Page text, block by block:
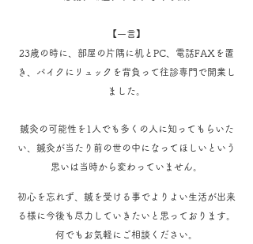
【一言】
23歳の時に、部屋の片隅に机とPC、電話FAXを置
き、バイクにリュックを背負って往診専門で開業し
ました。
鍼灸の可能性を1人でも多くの人に知ってもらいた
い、鍼灸が当たり前の世の中になってほしいという
思いは当時から変わっていません。
初心を忘れず、鍼を受ける事でよりよい生活が出来
る様に今後も尽力していきたいと思っております。
何でもお気軽にご相談ください。